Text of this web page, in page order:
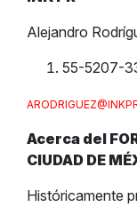
Alejandro
55-5207-
Acerca del
CIUDAD DE
Históricamente